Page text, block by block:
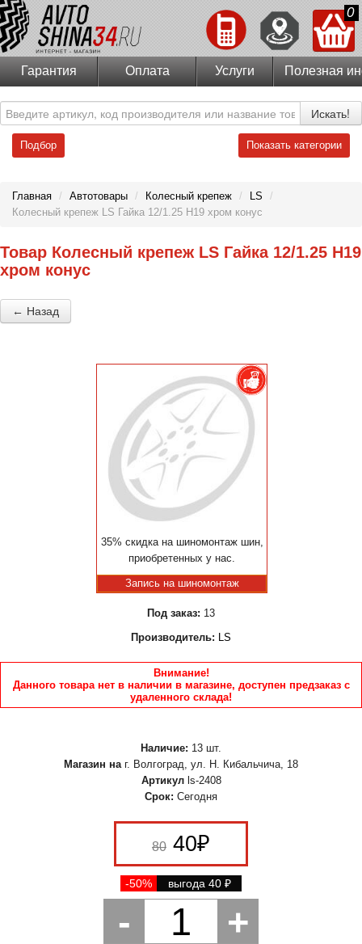
0
Гарантия Оплата Услуги Полезная
Искать!
Подбор Показать категории
Главная / Автотовары / Колесный крепеж / LS
/
Колесный крепеж LS Гайка 12/1.25 H19 хром конус
Товар Колесный крепеж LS Гайка 12/1.25 H19
хром конус
← Назад
35% скидка на шиномонтаж шин,
приобретенных у нас.
Запись на шиномонтаж
Под заказ: 13
Производитель: LS
Внимание!
Данного товара нет в наличии в магазине, доступен предзаказ с
удаленного склада!
Наличие: 13 шт.
Магазин на г. Волгоград, ул. Н. Кибальчича, 18
Артикул ls-2408
Срок: Сегодня
80 40₽
-50% выгода 40 ₽
- 1 +